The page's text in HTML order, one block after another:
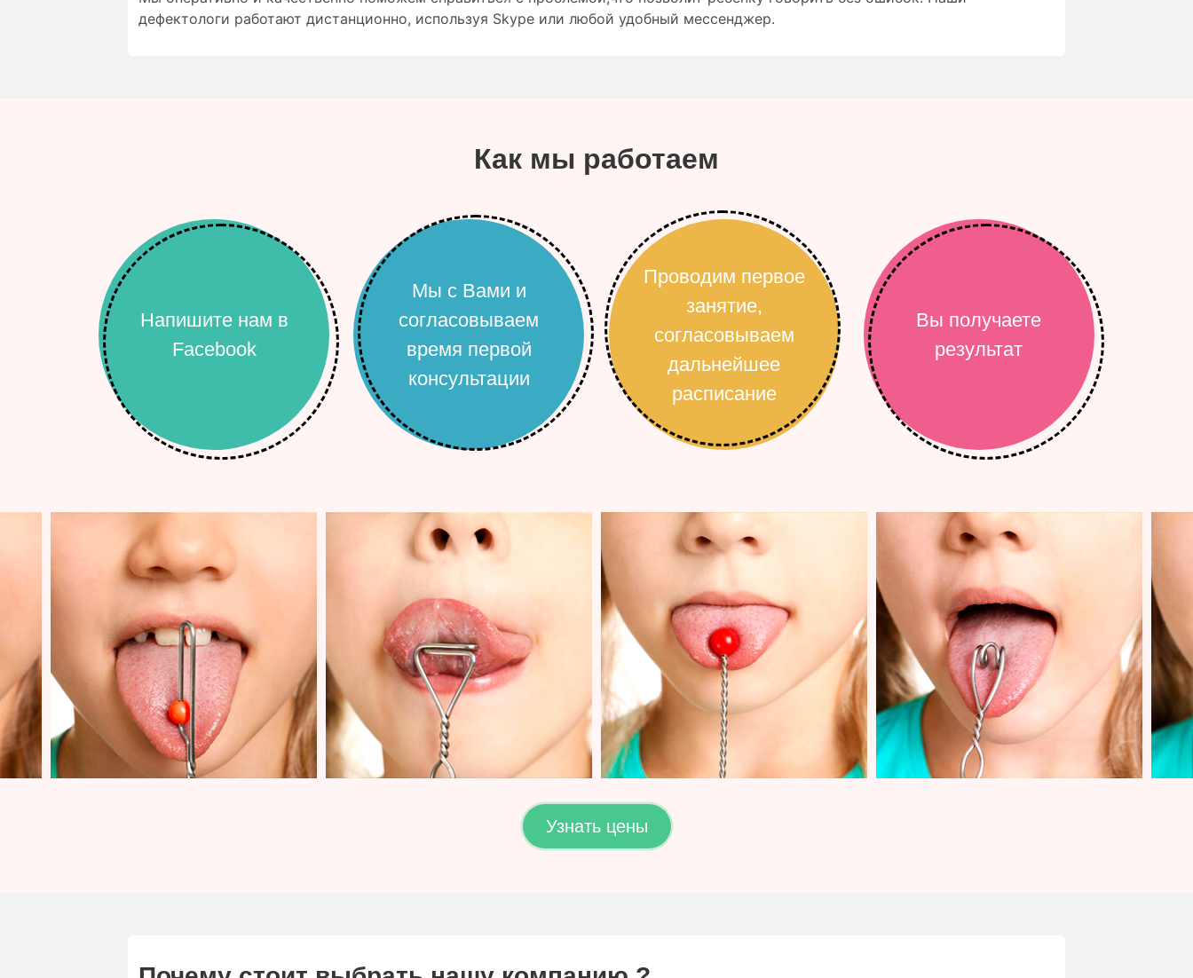
дефектологи работают дистанционно, используя Skype или любой удобный мессенджер.
Как мы работаем
Напишите нам в
Facebook
Мы с Вами и
согласовываем
время первой
консультации
Проводим первое
занятие,
согласовываем
дальнейшее
расписание
Вы получаете
результат
Узнать цены